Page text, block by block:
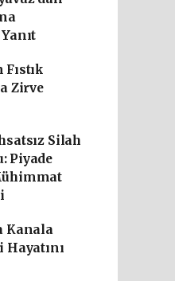
Zirve
Silah
Piyade
Kanala